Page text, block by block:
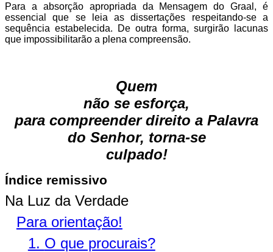
Para a absorção apropriada da Mensagem do Graal, é
essencial que se leia as dissertações respeitando-se a
sequência estabelecida. De outra forma, surgirão lacunas
que impossibilitarão a plena compreensão.
Quem
não se esforça,
para compreender direito a Palavra
do Senhor, torna-se
culpado!
Índice remissivo
Na Luz da Verdade
Para orientação!
1. O que procurais?